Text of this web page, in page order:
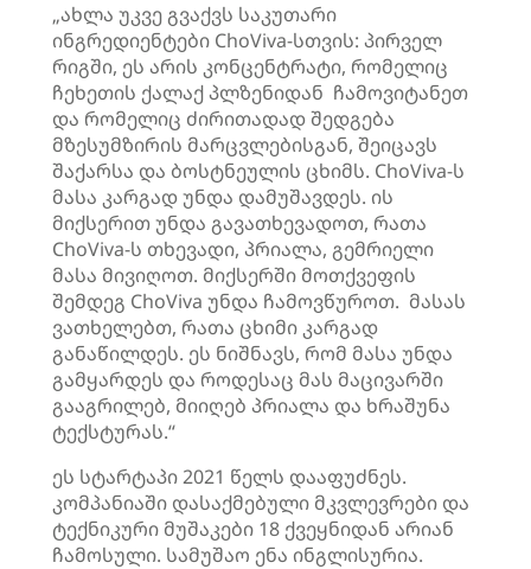
„ახლა უკვე გვაქვს საკუთარი
ინგრედიენტები ChoViva-სთვის: პირველ
რიგში, ეს არის კონცენტრატი, რომელიც
ჩეხეთის ქალაქ პლზენიდან ჩამოვიტანეთ
და რომელიც ძირითადად შედგება
მზესუმზირის მარცვლებისგან, შეიცავს
შაქარსა და ბოსტნეულის ცხიმს. ChoViva-ს
მასა კარგად უნდა დამუშავდეს. ის
მიქსერით უნდა გავათხევადოთ, რათა
ChoViva-ს თხევადი, პრიალა, გემრიელი
მასა მივიღოთ. მიქსერში მოთქვეფის
შემდეგ ChoViva უნდა ჩამოვწუროთ. მასას
ვათხელებთ, რათა ცხიმი კარგად
განაწილდეს. ეს ნიშნავს, რომ მასა უნდა
გამყარდეს და როდესაც მას მაცივარში
გააგრილებ, მიიღებ პრიალა და ხრაშუნა
ტექსტურას.“
ეს სტარტაპი 2021 წელს დააფუძნეს.
კომპანიაში დასაქმებული მკვლევრები და
ტექნიკური მუშაკები 18 ქვეყნიდან არიან
ჩამოსული. სამუშაო ენა ინგლისურია.